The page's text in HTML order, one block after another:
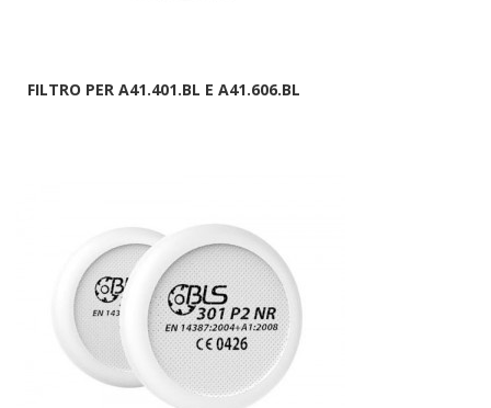
FILTRO PER A41.401.BL E A41.606.BL